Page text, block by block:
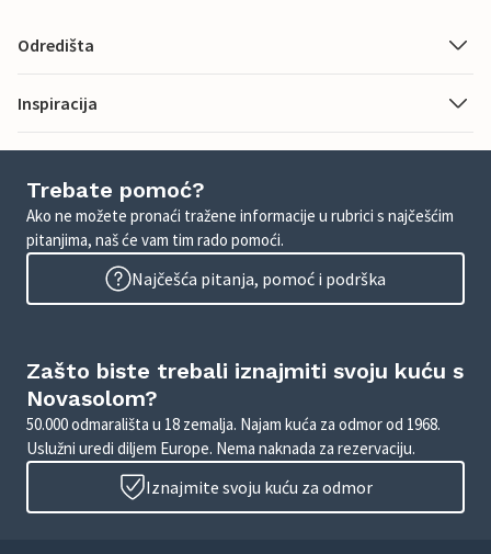
Odredišta
Inspiracija
Trebate pomoć?
Ako ne možete pronaći tražene informacije u rubrici s najčešćim
pitanjima, naš će vam tim rado pomoći.
Najčešća pitanja, pomoć i podrška
Zašto biste trebali iznajmiti svoju kuću s
Novasolom?
50.000 odmarališta u 18 zemalja. Najam kuća za odmor od 1968.
Uslužni uredi diljem Europe. Nema naknada za rezervaciju.
Iznajmite svoju kuću za odmor